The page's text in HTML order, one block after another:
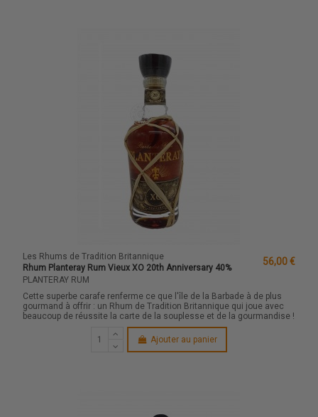
Les Rhums de Tradition Britannique
Rhum Planteray Rum Vieux XO 20th Anniversary 40%
PLANTERAY RUM
56,00 €
Cette superbe carafe renferme ce que l'île de la Barbade à de plus
gourmand à offrir : un Rhum de Tradition Britannique qui joue avec
beaucoup de réussite la carte de la souplesse et de la gourmandise !
Ajouter au panier